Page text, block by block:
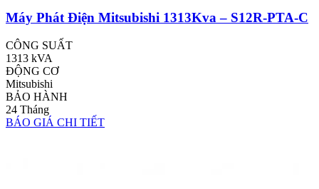
Máy Phát Điện Mitsubishi 1313Kva – S12R-PTA-C
CÔNG SUẤT
1313 kVA
ĐỘNG CƠ
Mitsubishi
BẢO HÀNH
24 Tháng
BÁO GIÁ CHI TIẾT